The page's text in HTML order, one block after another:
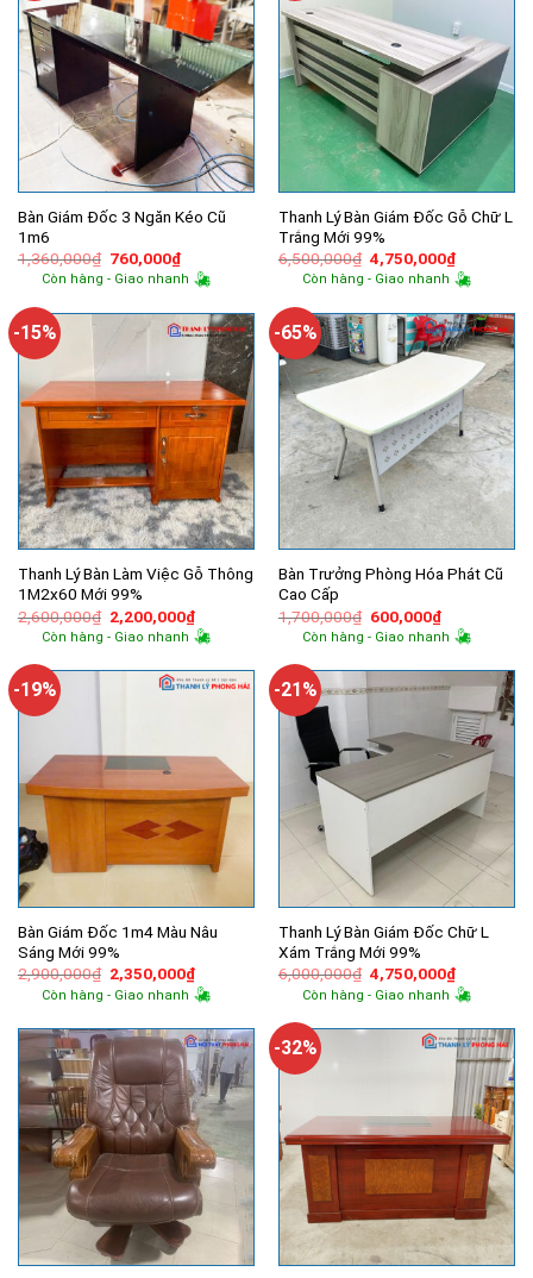
Bàn Giám Đốc 3 Ngăn Kéo Cũ
1m6
1,360,000₫ Giá
gốc
là:
760,000₫Giá
hiện
tại
760,000₫.
Còn hàng - Giao nhanh
Thanh Lý Bàn Giám Đốc Gỗ Chữ L
Trắng Mới 99%
6,500,000₫ Giá
gốc
là:
4,750,000₫Giá
hiện
tại
Còn hàng - Giao nhanh
-15%
Thanh Lý Bàn Làm Việc Gỗ Thông
1M2x60 Mới 99%
2,600,000₫ Giá
gốc
là:
2,200,000₫Giá
hiện
tại
2,200,000₫.
Còn hàng - Giao nhanh
-65%
Bàn Trưởng Phòng Hóa Phát Cũ
Cao Cấp
1,700,000₫ Giá
gốc
là:
600,000₫Giá
hiện
tại
600,000₫.
Còn hàng - Giao nhanh
-19%
Bàn Giám Đốc 1m4 Màu Nâu
Sáng Mới 99%
2,900,000₫ Giá
gốc
là:
2,350,000₫Giá
hiện
tại
2,350,000₫.
Còn hàng - Giao nhanh
-21%
Thanh Lý Bàn Giám Đốc Chữ L
Xám Trắng Mới 99%
6,000,000₫ Giá
gốc
là:
4,750,000₫Giá
hiện
tại
Còn hàng - Giao nhanh
-32%